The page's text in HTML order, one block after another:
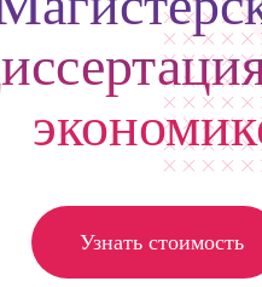
Узнать стоимость